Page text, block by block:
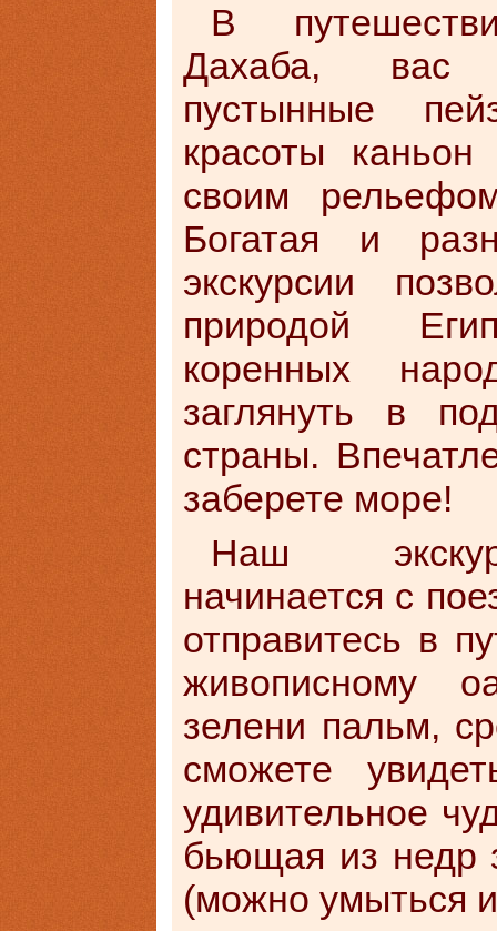
В
Дахаба, вас
пустынные
красоты
своим
Богатая и
экскурсии
природой
коренных
заглянуть в
страны.
заберете море!
Наш
начинается с
отправитесь в
живописному
зелени пальм,
сможете
удивительное
бьющая из недр
(можно умыться